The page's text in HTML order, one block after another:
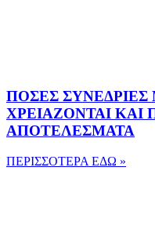
ΠΟΣΕΣ
ΧΡΕΙΑΖΟΝΤΑΙ ΚΑΙ
ΑΠΟΤΕΛΕΣΜΑΤΑ
ΠΕΡΙΣΣΟΤΕΡΑ ΕΔΩ »